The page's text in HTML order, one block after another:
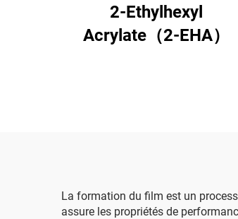
2-Ethylhexyl
Acrylate（2-EHA）
La formation du film est un
assure les propriétés de